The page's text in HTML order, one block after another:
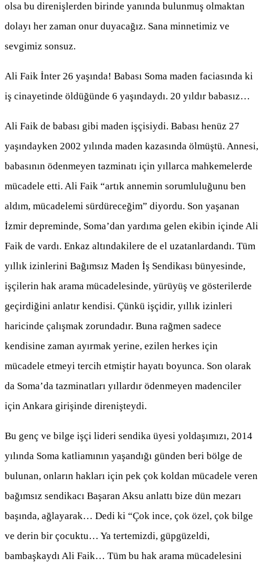
olsa bu direnişlerden birinde yanında bulunmuş olmaktan
dolayı her zaman onur duyacağız. Sana minnetimiz ve
sevgimiz sonsuz.
Ali Faik İnter 26 yaşında! Babası Soma maden faciasında ki
iş cinayetinde öldüğünde 6 yaşındaydı. 20 yıldır babasız…
Ali Faik de babası gibi maden işçisiydi. Babası henüz 27
yaşındayken 2002 yılında maden kazasında ölmüştü. Annesi,
babasının ödenmeyen tazminatı için yıllarca mahkemelerde
mücadele etti. Ali Faik “artık annemin sorumluluğunu ben
aldım, mücadelemi sürdüreceğim” diyordu. Son yaşanan
İzmir depreminde, Soma’dan yardıma gelen ekibin içinde Ali
Faik de vardı. Enkaz altındakilere de el uzatanlardandı. Tüm
yıllık izinlerini Bağımsız Maden İş Sendikası bünyesinde,
işçilerin hak arama mücadelesinde, yürüyüş ve gösterilerde
geçirdiğini anlatır kendisi. Çünkü işçidir, yıllık izinleri
haricinde çalışmak zorundadır. Buna rağmen sadece
kendisine zaman ayırmak yerine, ezilen herkes için
mücadele etmeyi tercih etmiştir hayatı boyunca. Son olarak
da Soma’da tazminatları yıllardır ödenmeyen madenciler
için Ankara girişinde direnişteydi.
Bu genç ve bilge işçi lideri sendika üyesi yoldaşımızı, 2014
yılında Soma katliamının yaşandığı günden beri bölge de
bulunan, onların hakları için pek çok koldan mücadele veren
bağımsız sendikacı Başaran Aksu anlattı bize dün mezarı
başında, ağlayarak… Dedi ki “Çok ince, çok özel, çok bilge
ve derin bir çocuktu… Ya tertemizdi, güpgüzeldi,
bambaşkaydı Ali Faik… Tüm bu hak arama mücadelesini